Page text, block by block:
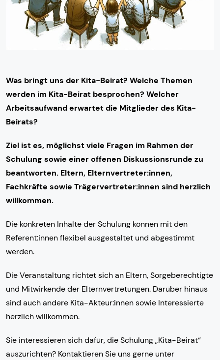
Was bringt uns der Kita-Beirat? Welche Themen
werden im Kita-Beirat besprochen? Welcher
Arbeitsaufwand erwartet die Mitglieder des Kita-
Beirats?
Ziel ist es, möglichst viele Fragen im Rahmen der
Schulung sowie einer offenen Diskussionsrunde zu
beantworten. Eltern, Elternvertreter:innen,
Fachkräfte sowie Trägervertreter:innen sind herzlich
willkommen.
Die konkreten Inhalte der Schulung können mit den
Referent:innen flexibel ausgestaltet und abgestimmt
werden.
Die Veranstaltung richtet sich an Eltern, Sorgeberechtigte
und Mitwirkende der Elternvertretungen. Darüber hinaus
sind auch andere Kita-Akteur:innen sowie Interessierte
herzlich willkommen.
Sie interessieren sich dafür, die Schulung „Kita-Beirat“
auszurichten? Kontaktieren Sie uns gerne unter